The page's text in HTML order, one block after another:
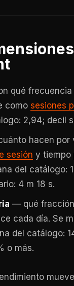
qué frecuencia
como sesiones
2,94; decil
hacen por
sesión y tiempo
del catálogo:
4 m 18 s.
— qué
cada día. Se
del catálogo:
o más.